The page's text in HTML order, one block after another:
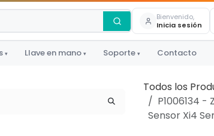
Bienvenido,
Inicia sesión
▾ Llave en mano ▾ Soporte ▾ Contacto
Todos los
P1006134
Sensor Xi4